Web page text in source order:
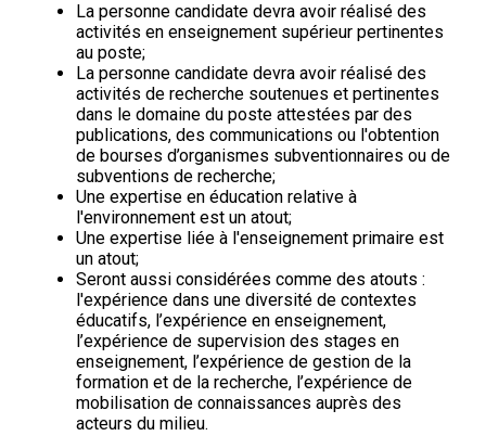
La personne candidate devra avoir réalisé des
activités en enseignement supérieur pertinentes
au poste;
La personne candidate devra avoir réalisé des
activités de recherche soutenues et pertinentes
dans le domaine du poste attestées par des
publications, des communications ou l'obtention
de bourses d’organismes subventionnaires ou de
subventions de recherche;
Une expertise en éducation relative à
l'environnement est un atout;
Une expertise liée à l'enseignement primaire est
un atout;
Seront aussi considérées comme des atouts :
l'expérience dans une diversité de contextes
éducatifs, l’expérience en enseignement,
l’expérience de supervision des stages en
enseignement, l’expérience de gestion de la
formation et de la recherche, l’expérience de
mobilisation de connaissances auprès des
acteurs du milieu.